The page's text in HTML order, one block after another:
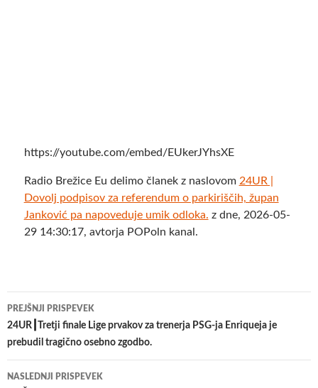
https://youtube.com/embed/EUkerJYhsXE
Radio Brežice Eu delimo članek z naslovom 24UR |
Dovolj podpisov za referendum o parkiriščih, župan
Janković pa napoveduje umik odloka. z dne, 2026-05-
29 14:30:17, avtorja POPoln kanal.
Krmarjenje
po
prispevkih
PREJŠNJI PRISPEVEK
24UR┃Tretji finale Lige prvakov za trenerja PSG-ja Enriqueja je
prebudil tragično osebno zgodbo.
NASLEDNJI PRISPEVEK